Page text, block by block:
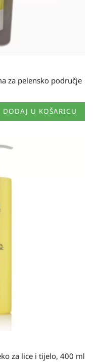
za pelensko područje
DODAJ U KOŠARICU
za lice i tijelo, 400 ml